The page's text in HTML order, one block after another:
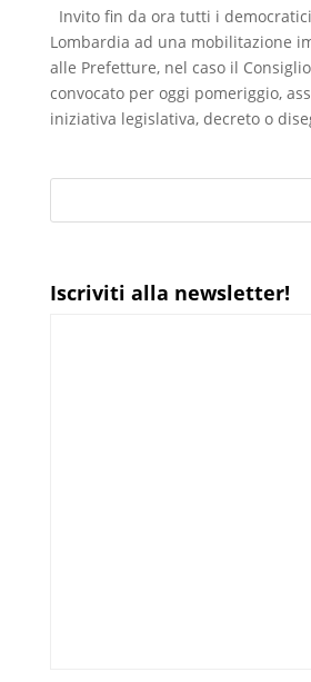
Invito fin da ora tutti i
Lombardia ad una mobilitazione
alle Prefetture, nel caso il
convocato per oggi pomeriggio,
iniziativa legislativa, decreto o
Iscriviti alla newsletter!